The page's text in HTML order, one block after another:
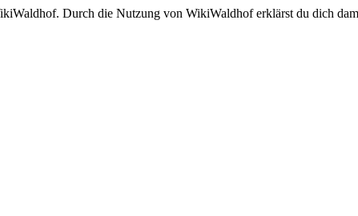
Durch die Nutzung von WikiWaldhof erklärst du dich